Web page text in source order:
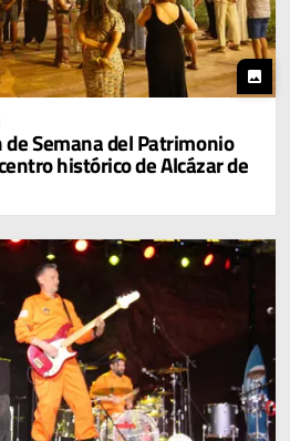
photo
de Semana del Patrimonio
histórico de Alcázar de